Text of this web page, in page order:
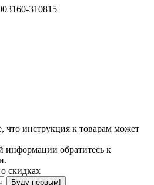
310815
инструкция к товарам может
информации обратитесь к
скидках
Буду первым!